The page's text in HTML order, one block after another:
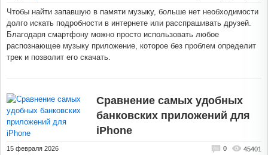
Чтобы найти запавшую в памяти музыку, больше нет необходимости
долго искать подробности в интернете или расспрашивать друзей.
Благодаря смартфону можно просто использовать любое
распознающее музыку приложение, которое без проблем определит
трек и позволит его скачать.
Сравнение самых удобных
банковских приложений для
iPhone
15 февраля 2026 45401
0